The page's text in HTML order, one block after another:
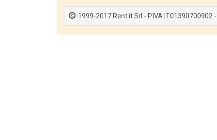
1999-2017 Rent.it Srl - P.IVA IT01390700902